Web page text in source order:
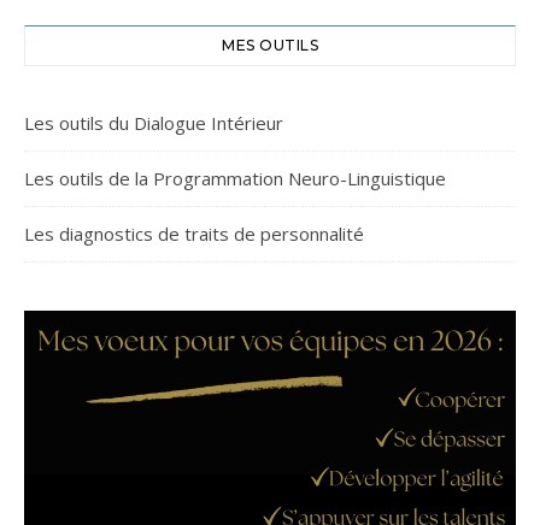
MES OUTILS
Les outils du Dialogue Intérieur
Les outils de la Programmation Neuro-Linguistique
Les diagnostics de traits de personnalité